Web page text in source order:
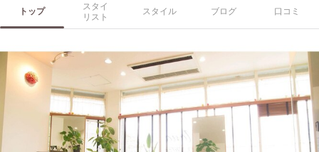
トップ
スタイ
リスト
スタイル ブログ 口コミ